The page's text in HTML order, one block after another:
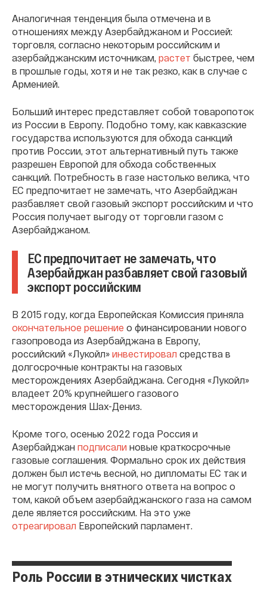
Аналогичная тенденция была отмечена и в
отношениях между Азербайджаном и Россией:
торговля, согласно некоторым российским и
азербайджанским источникам, растет быстрее, чем
в прошлые годы, хотя и не так резко, как в случае с
Арменией.
Больший интерес представляет собой товаропоток
из России в Европу. Подобно тому, как кавказские
государства используются для обхода санкций
против России, этот альтернативный путь также
разрешен Европой для обхода собственных
санкций. Потребность в газе настолько велика, что
ЕС предпочитает не замечать, что Азербайджан
разбавляет свой газовый экспорт российским и что
Россия получает выгоду от торговли газом с
Азербайджаном.
ЕС предпочитает не замечать, что
Азербайджан разбавляет свой газовый
экспорт российским
В 2015 году, когда Европейская Комиссия приняла
окончательное решение о финансировании нового
газопровода из Азербайджана в Европу,
российский «Лукойл» инвестировал средства в
долгосрочные контракты на газовых
месторождениях Азербайджана. Сегодня «Лукойл»
владеет 20% крупнейшего газового
месторождения Шах-Дениз.
Кроме того, осенью 2022 года Россия и
Азербайджан подписали новые краткосрочные
газовые соглашения. Формально срок их действия
должен был истечь весной, но дипломаты ЕС так и
не могут получить внятного ответа на вопрос о
том, какой объем азербайджанского газа на самом
деле является российским. На это уже
отреагировал Европейский парламент.
Роль России в этнических чистках